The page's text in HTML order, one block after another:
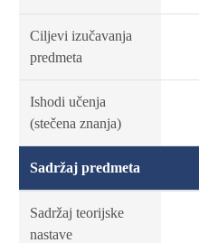
Ciljevi izučavanja
predmeta
Ishodi učenja
(stečena znanja)
Sadržaj predmeta
Sadržaj teorijske
nastave